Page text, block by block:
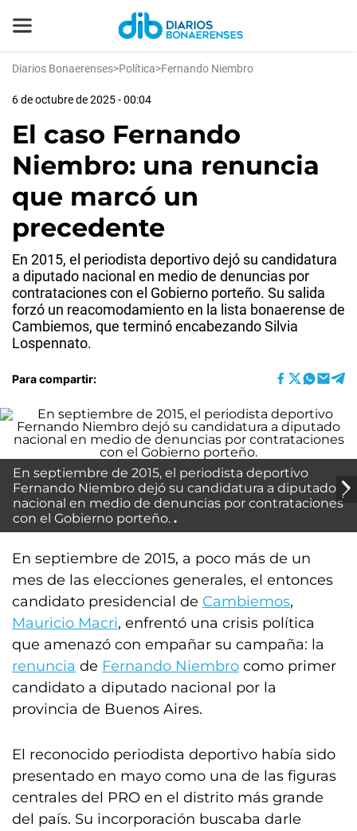
Diarios Bonaerenses>Política>Fernando Niembro
6 de octubre de 2025 - 00:04
El caso Fernando
Niembro: una renuncia
que marcó un
precedente
En 2015, el periodista deportivo dejó su candidatura
a diputado nacional en medio de denuncias por
contrataciones con el Gobierno porteño. Su salida
forzó un reacomodamiento en la lista bonaerense de
Cambiemos, que terminó encabezando Silvia
Lospennato.
Para compartir:
En septiembre de 2015, el periodista deportivo
Fernando Niembro dejó su candidatura a diputado
nacional en medio de denuncias por contrataciones
con el Gobierno porteño.
En septiembre de 2015, a poco más de un
mes de las elecciones generales, el entonces
candidato presidencial de Cambiemos,
Mauricio Macri, enfrentó una crisis política
que amenazó con empañar su campaña: la
renuncia de Fernando Niembro como primer
candidato a diputado nacional por la
provincia de Buenos Aires.
El reconocido periodista deportivo había sido
presentado en mayo como una de las figuras
centrales del PRO en el distrito más grande
del país. Su incorporación buscaba darle